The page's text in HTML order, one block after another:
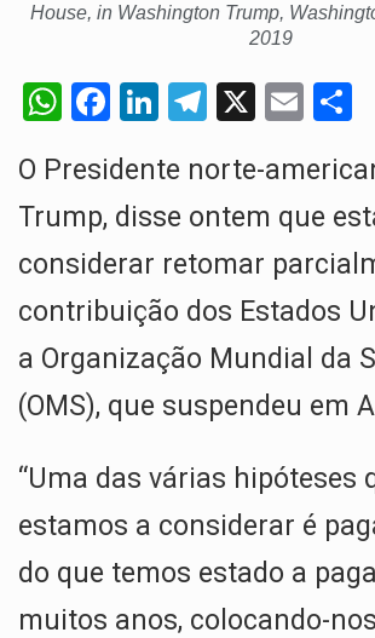
House, in Washington Trump,
2019
W
at
s
A
p
p
F
ce
b
o
o
k
Li
ke
dI
n
T
e
gr
a
m
X
E
ail
e
O Presidente norte-
Trump, disse ontem que
considerar retomar
contribuição dos Estados
a Organização Mundial da
(OMS), que suspendeu em
“Uma das várias hipóteses
estamos a considerar é
do que temos estado a
muitos anos, colocando-